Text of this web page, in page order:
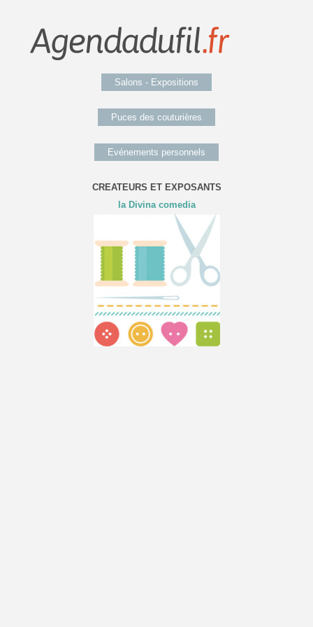
Salons - Expositions
Puces des couturières
Evénements personnels
CREATEURS ET EXPOSANTS
la Divina comedia